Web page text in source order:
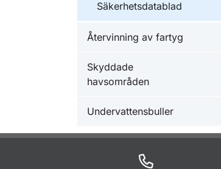
Säkerhetsdatablad
Återvinning av fartyg
Skyddade
havsområden
Undervattensbuller